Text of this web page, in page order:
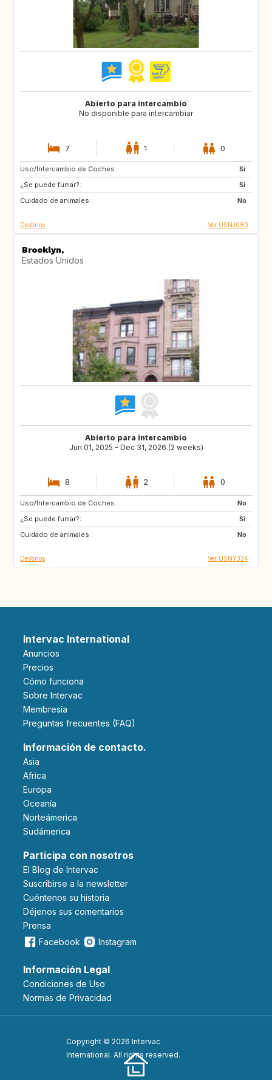
Abierto para intercambio
No disponible para intercambiar
7 1 0
Uso/Intercambio de Coches:
Si
¿Se puede fumar?:
Si
Cuidado de animales :
No
FR
IT
US
Destinos Ver USNJ080
Brooklyn,
Estados Unidos
Abierto para intercambio
Jun 01, 2025 - Dec 31, 2026 (2 weeks)
8 2 0
Uso/Intercambio de Coches:
No
¿Se puede fumar?:
Si
Cuidado de animales :
No
GB
US
Destinos Ver USNY334
Intervac International
Anuncios
Precios
Cómo funciona
Sobre Intervac
Membresía
Preguntas frecuentes (FAQ)
Información de contacto.
Asia
Africa
Europa
Oceanía
Norteámerica
Sudámerica
Participa con nosotros
El Blog de Intervac
Suscribirse a la newsletter
Cuéntenos su historia
Déjenos sus comentarios
Prensa
Facebook
Instagram
Información Legal
Condiciones de Uso
Normas de Privacidad
Copyright © 2026 Intervac
International. All rights reserved.